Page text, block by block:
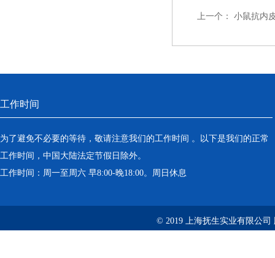
上一个： 小鼠抗内
工作时间
为了避免不必要的等待，敬请注意我们的工作时间 。以下是我们的正常
工作时间，中国大陆法定节假日除外。
工作时间：周一至周六 早8:00-晚18:00。周日休息
© 2019 上海抚生实业有限公司